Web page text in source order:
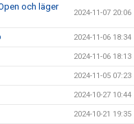
och läger
2024-11-07 20:06
2024-11-06 18:34
2024-11-06 18:13
2024-11-05 07:23
2024-10-27 10:44
2024-10-21 19:35